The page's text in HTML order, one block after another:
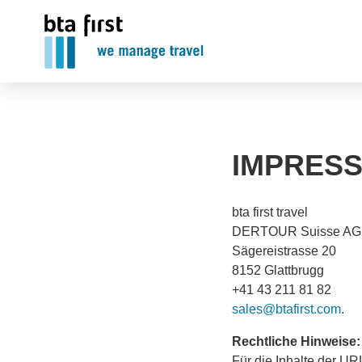
bta first travel
DERTOUR Suisse AG
Sägereistrasse 20
8152 Glattbrugg
+41 43 211 81 82
sales@btafirst.com.
Rechtliche Hinweise: